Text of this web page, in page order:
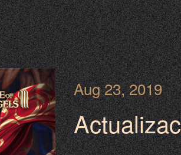
Aug 23, 2019